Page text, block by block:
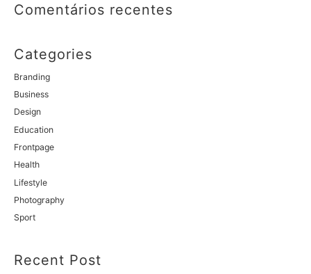
Comentários recentes
Categories
Branding
Business
Design
Education
Frontpage
Health
Lifestyle
Photography
Sport
Recent Post